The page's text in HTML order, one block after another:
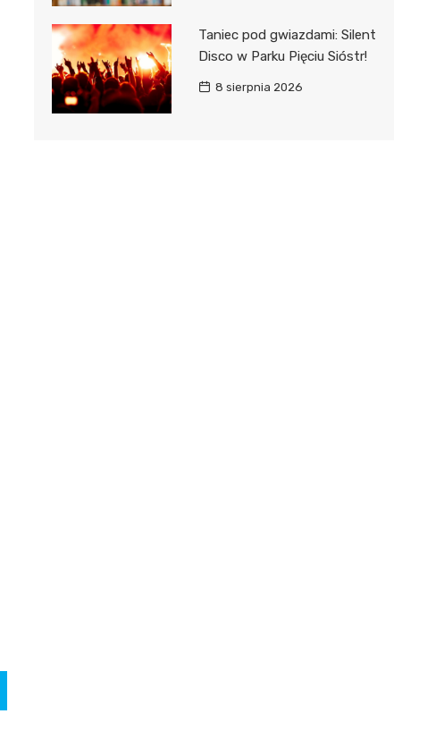
Taniec pod gwiazdami: Silent
Disco w Parku Pięciu Sióstr!
8 sierpnia 2026